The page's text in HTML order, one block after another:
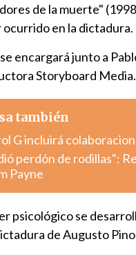
de la muerte"
ocurrido en la dictadura.
encargará junto a
Storyboard Media.
también
G incluirá
perdón de rodillas":
Payne
psicológico se
de Augusto